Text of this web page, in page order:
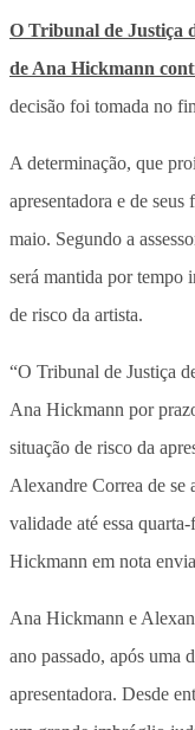
O Tribunal de Justiça
de Ana Hickmann
decisão foi tomada no
A determinação, que
apresentadora e de
maio. Segundo a
será mantida por tempo
de risco da artista.
“O Tribunal de Justiça
Ana Hickmann por
situação de risco da
Alexandre Correa de se
validade até essa
Hickmann em nota
Ana Hickmann e
ano passado, após uma
apresentadora. Desde